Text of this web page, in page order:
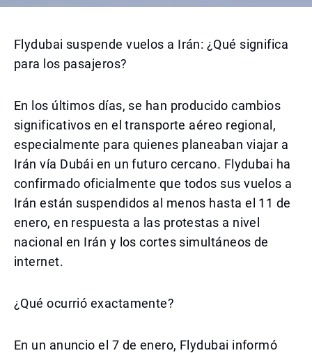
Flydubai suspende vuelos a Irán: ¿Qué significa
para los pasajeros?
En los últimos días, se han producido cambios
significativos en el transporte aéreo regional,
especialmente para quienes planeaban viajar a
Irán vía Dubái en un futuro cercano. Flydubai ha
confirmado oficialmente que todos sus vuelos a
Irán están suspendidos al menos hasta el 11 de
enero, en respuesta a las protestas a nivel
nacional en Irán y los cortes simultáneos de
internet.
¿Qué ocurrió exactamente?
En un anuncio el 7 de enero, Flydubai informó